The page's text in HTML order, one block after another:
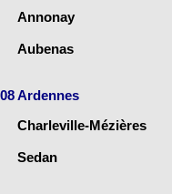
Annonay
Aubenas
08 Ardennes
Charleville-Mézières
Sedan